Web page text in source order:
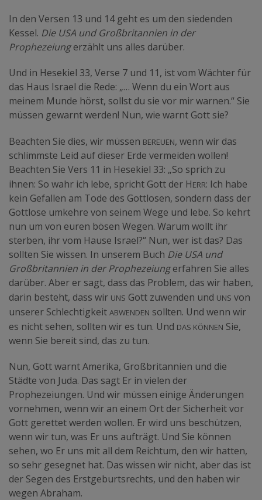
In den Versen 13 und 14 geht es um den siedenden
Kessel. Die USA und Großbritannien in der
Prophezeiungerzählt uns alles darüber.
Und in Hesekiel 33, Verse 7 und 11, ist vom Wächter für
das Haus Israel die Rede: „… Wenn du ein Wort aus
meinem Munde hörst, sollst du sie vor mir warnen.“ Sie
müssen gewarnt werden! Nun, wie warnt Gott sie?
Beachten Sie dies, wir müssen bereuen, wenn wir das
schlimmste Leid auf dieser Erde vermeiden wollen!
Beachten Sie Vers 11 in Hesekiel 33: „So sprich zu
ihnen: So wahr ich lebe, spricht Gott der Herr: Ich habe
kein Gefallen am Tode des Gottlosen, sondern dass der
Gottlose umkehre von seinem Wege und lebe. So kehrt
nun um von euren bösen Wegen. Warum wollt ihr
sterben, ihr vom Hause Israel?“ Nun, wer ist das? Das
sollten Sie wissen. In unserem Buch Die USA und
Großbritannien in der Prophezeiungerfahren Sie alles
darüber. Aber er sagt, dass das Problem, das wir haben,
darin besteht, dass wir uns Gott zuwenden und uns von
unserer Schlechtigkeitabwenden sollten. Und wenn wir
es nicht sehen, sollten wir es tun. Und das können Sie,
wenn Sie bereit sind, das zu tun.
Nun, Gott warnt Amerika, Großbritannien und die
Städte von Juda. Das sagt Er in vielen der
Prophezeiungen. Und wir müssen einige Änderungen
vornehmen, wenn wir an einem Ort der Sicherheit vor
Gott gerettet werden wollen. Er wird uns beschützen,
wenn wir tun, was Er uns aufträgt. Und Sie können
sehen, wo Er uns mit all dem Reichtum, den wir hatten,
so sehr gesegnet hat. Das wissen wir nicht, aber das ist
der Segen des Erstgeburtsrechts, und den haben wir
wegen Abraham.